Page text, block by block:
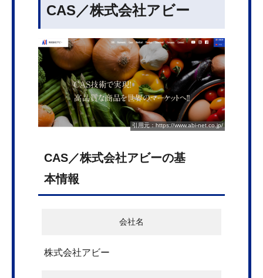
CAS／株式会社アビー
引用元：https://www.abi-net.co.jp/
CAS／株式会社アビーの基
本情報
会社名
株式会社アビー